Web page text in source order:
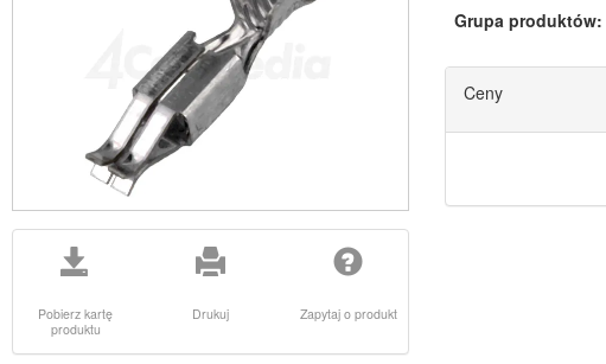
Pobierz kartę
produktu
Drukuj Zapytaj o produkt
Grupa produktów:
Ceny